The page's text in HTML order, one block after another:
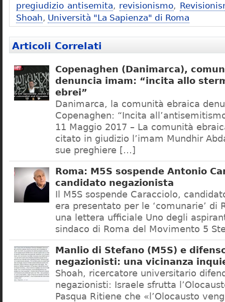
pregiudizio antisemita, revisionismo,
Shoah, Università "La Sapienza" di Roma
Articoli Correlati
Copenaghen (Danimarca),
denuncia imam: “incita allo
ebrei”
Danimarca, la comunità ebraica
Copenaghen: “Incita
11 Maggio 2017 – La comunità
citato in giudizio l’imam Mundhir
sue preghiere […]
Roma: M5S sospende Antonio
candidato negazionista
Il M5S sospende Caracciolo,
era presentato per le ‘comunarie’ di
una lettera ufficiale Uno degli
sindaco di Roma del Movimento 5
Manlio di Stefano (M5S) e
negazionisti: una vicinanza
Shoah, ricercatore universitario
negazionisti: Israele sfrutta
Pasqua Ritiene che «l’Olocausto